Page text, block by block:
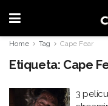
Home Tag Cape Fear
Etiqueta: Cape
3